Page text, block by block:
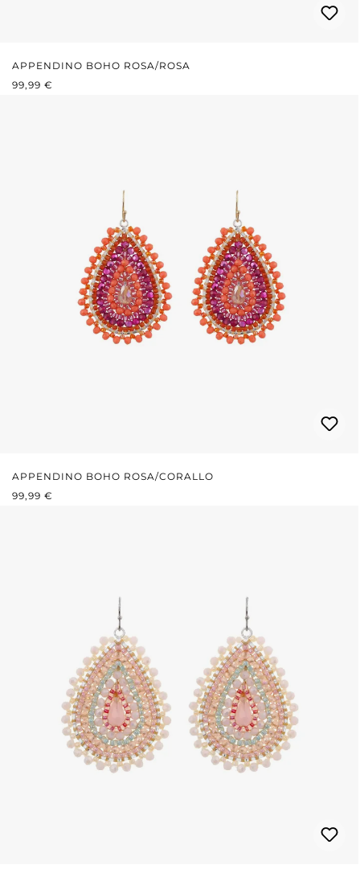
APPENDINO BOHO ROSA/ROSA
PREZZO NORMALE:
99,99 €
APPENDINO BOHO ROSA/CORALLO
PREZZO NORMALE:
99,99 €